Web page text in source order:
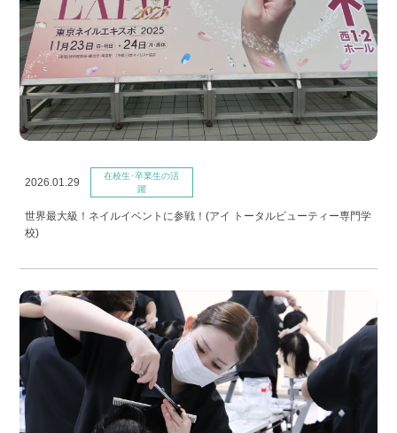
2026.01.29
在校生･卒業生の活
躍
世界最大級！ネイルイベントに参戦！(アイ トータルビューティー専門学
校)